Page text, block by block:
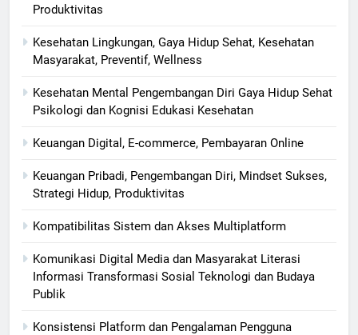
Produktivitas
Kesehatan Lingkungan, Gaya Hidup Sehat, Kesehatan
Masyarakat, Preventif, Wellness
Kesehatan Mental Pengembangan Diri Gaya Hidup Sehat
Psikologi dan Kognisi Edukasi Kesehatan
Keuangan Digital, E-commerce, Pembayaran Online
Keuangan Pribadi, Pengembangan Diri, Mindset Sukses,
Strategi Hidup, Produktivitas
Kompatibilitas Sistem dan Akses Multiplatform
Komunikasi Digital Media dan Masyarakat Literasi
Informasi Transformasi Sosial Teknologi dan Budaya
Publik
Konsistensi Platform dan Pengalaman Pengguna